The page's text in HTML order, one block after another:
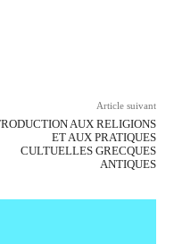
Article suivant
AUX RELIGIONS
ET AUX PRATIQUES
CULTUELLES GRECQUES
ANTIQUES